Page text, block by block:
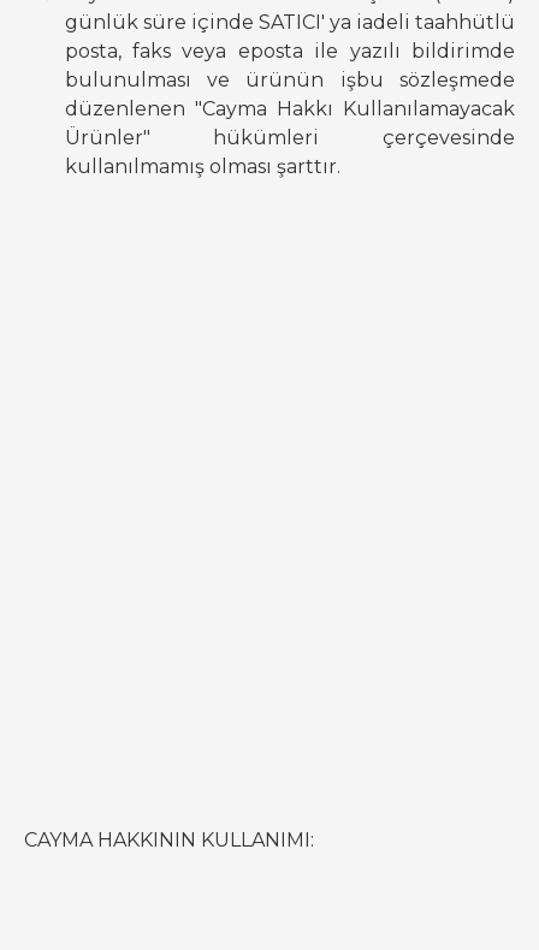
günlük süre içinde SATICI' ya iadeli taahhütlü
posta, faks veya eposta ile yazılı bildirimde
bulunulması ve ürünün işbu sözleşmede
düzenlenen "Cayma Hakkı Kullanılamayacak
Ürünler" hükümleri çerçevesinde
kullanılmamış olması şarttır.
CAYMA HAKKININ KULLANIMI: